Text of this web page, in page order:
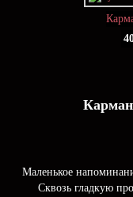
Маленькое
Сквозь гладкую